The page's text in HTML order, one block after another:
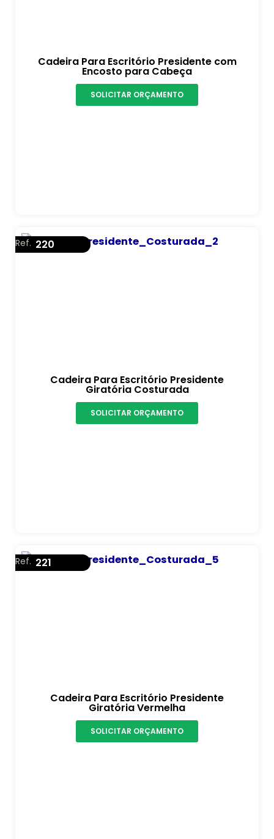
Cadeira Para Escritório Presidente com
Encosto para Cabeça
SOLICITAR ORÇAMENTO
Cadeira Para Escritório Presidente
Giratória Costurada
Ref. 220
SOLICITAR ORÇAMENTO
Cadeira Para Escritório Presidente
Giratória Vermelha
Ref. 221
SOLICITAR ORÇAMENTO